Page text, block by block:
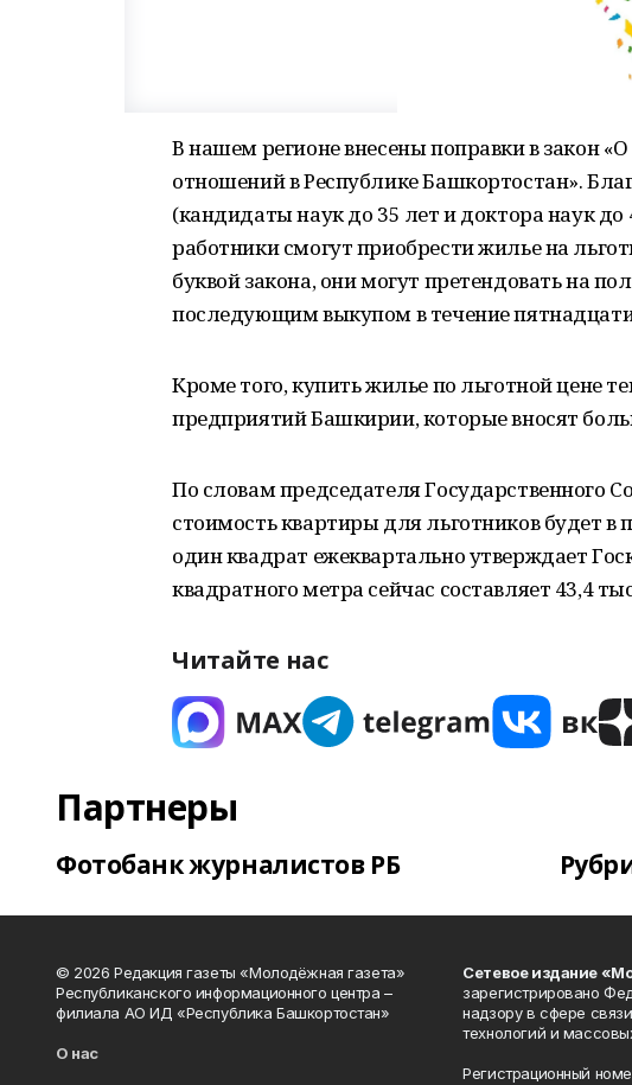
В нашем регионе внесены поправки в закон
отношений в Республике Башкортостан».
(кандидаты наук до 35 лет и доктора наук
работники смогут приобрести жилье на
буквой закона, они могут претендовать на
последующим выкупом в течение
Кроме того, купить жилье по льготной цене
предприятий Башкирии, которые вносят
По словам председателя Государственного
стоимость квартиры для льготников будет
один квадрат ежеквартально утверждает
квадратного метра сейчас составляет 43,4
Читайте нас
Партнеры
Фотобанк журналистов РБ
© 2026 Редакция газеты «Молодёжная газета»
Республиканского информационного центра –
филиала АО ИД «Республика Башкортостан»
О нас
Сетевое издание
зарегистрировано
надзору в сфере
технологий и
Регистрационный